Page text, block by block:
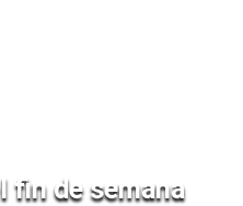
fin de semana